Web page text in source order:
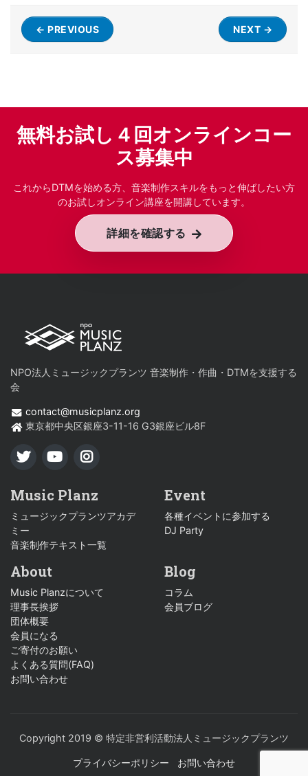
← PREVIOUS NEXT →
無料お試し４回オンラインコー
ス募集中
これからDTMを始める方、音楽制作スキルをもっと伸ばしたい方
のお試しオンライン講座を開講しています。
詳細を確認する
NPO法人ミュージックプランツ 音楽制作・作曲・DTMを支援する
会
contact@musicplanz.org
東京都中央区銀座3-11-16 G3銀座ビル8F
TWITTERYOUTUBE
INSTAGRAM
Music Planz
ミュージックプランツアカデ
ミー
音楽制作テキスト一覧
Event
各種イベントに参加する
DJ Party
About
Music Planzについて
理事長挨拶
団体概要
会員になる
ご寄付のお願い
よくある質問(FAQ)
お問い合わせ
Blog
コラム
会員ブログ
Copyright 2019 © 特定非営利活動法人ミュージックプランツ
プライバシーポリシー お問い合わせ